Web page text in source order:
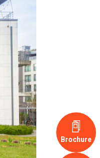
Brochure